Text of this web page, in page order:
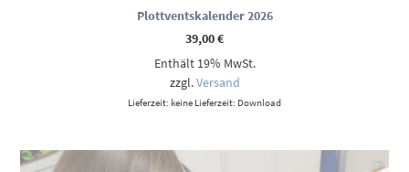
Plottventskalender 2026
39,00€
Enthält 19% MwSt.
zzgl.Versand
Lieferzeit: keine Lieferzeit: Download